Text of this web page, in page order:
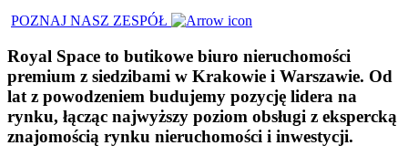
POZNAJ NASZ ZESPÓŁ
Royal Space to butikowe biuro nieruchomości
premium z siedzibami w Krakowie i Warszawie. Od
lat z powodzeniem budujemy pozycję lidera na
rynku, łącząc najwyższy poziom obsługi z ekspercką
znajomością rynku nieruchomości i inwestycji.